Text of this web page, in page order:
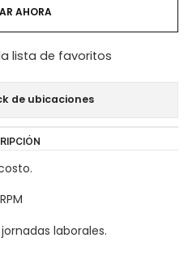
AHORA
lista de favoritos
de ubicaciones
laborales.